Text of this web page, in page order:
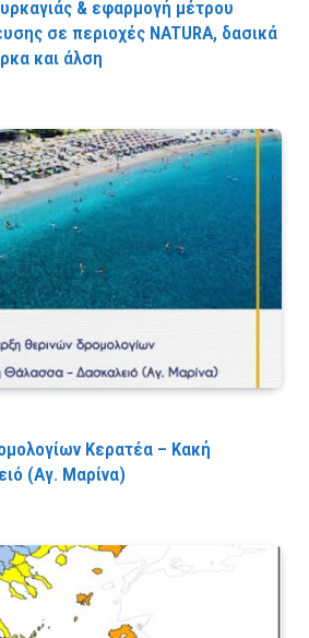
& εφαρμογή μέτρου
σε περιοχές NATURA, δασικά
και άλση
Κερατέα – Κακή
(Αγ. Μαρίνα)